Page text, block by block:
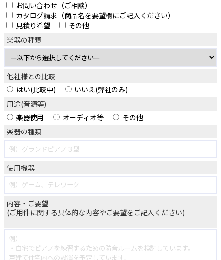
お問い合わせ（ご相談）
カタログ請求（商品名を要望欄にご記入ください）
見積り希望
その他
楽器の種類
他社様との比較
はい(比較中)
いいえ(弊社のみ)
用途(音源等)
楽器使用
オーディオ等
その他
楽器の種類
使用機器
内容・ご要望
(ご用件に関する具体的な内容やご要望をご記入ください)